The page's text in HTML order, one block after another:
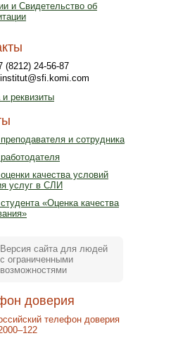
и Свидетельство об
(8212) 24-56-87
реквизиты
и сотрудника
качества условий
услуг в СЛИ
«Оценка качества
Версия сайта для людей
с ограниченными
возможностями
доверия
телефон доверия